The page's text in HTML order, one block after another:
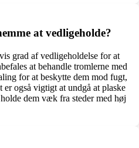
at vedligeholde?
grad af vedligeholdelse for at
at behandle tromlerne med
for at beskytte dem mod fugt,
også vigtigt at undgå at plaske
dem væk fra steder med høj